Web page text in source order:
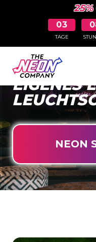
25%
03
TAGE
EIGENES
NEON